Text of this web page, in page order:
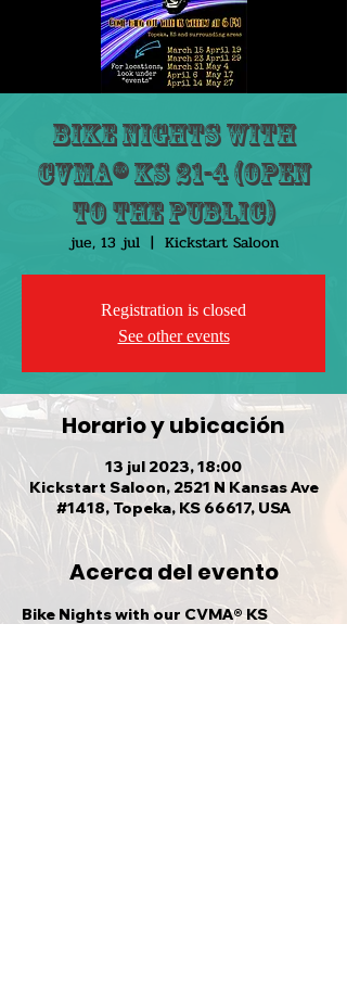
Bike Nights with
CVMA® KS 21-4 (Open
to the public)
jue, 13 jul
  |
Kickstart Saloon
Registration is closed
See other events
Horario y ubicación
13 jul 2023, 18:00
Kickstart Saloon, 2521 N Kansas Ave
#1418, Topeka, KS 66617, USA
Acerca del evento
Bike Nights with our CVMA® KS